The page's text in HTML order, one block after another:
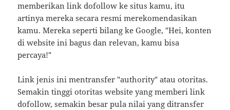
memberikan link dofollow ke situs kamu, itu
artinya mereka secara resmi merekomendasikan
kamu. Mereka seperti bilang ke Google, "Hei, konten
di website ini bagus dan relevan, kamu bisa
percaya!"
Link jenis ini mentransfer "authority" atau otoritas.
Semakin tinggi otoritas website yang memberi link
dofollow, semakin besar pula nilai yang ditransfer